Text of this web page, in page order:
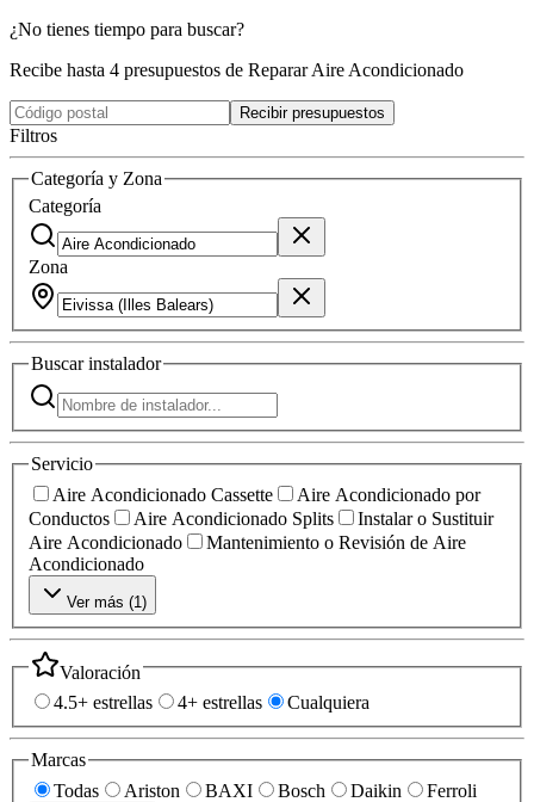
¿No tienes tiempo para buscar?
Recibe hasta 4 presupuestos de Reparar Aire Acondicionado
Recibir presupuestos
Filtros
Categoría y Zona
Categoría
Zona
Buscarinstalador
Servicio
Aire Acondicionado Cassette
Aire Acondicionado por
Conductos
Aire Acondicionado Splits
Instalar o Sustituir
Aire Acondicionado
Mantenimiento o Revisión de Aire
Acondicionado
Ver más (1)
Valoración
4.5+ estrellas
4+ estrellas Cualquiera
Marcas
Todas
Ariston BAXI Bosch Daikin Ferroli